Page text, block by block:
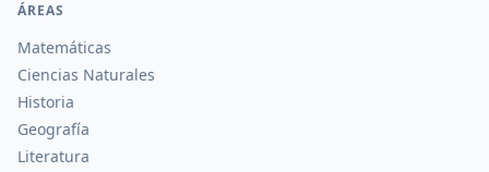
ÁREAS
Matemáticas
Ciencias Naturales
Historia
Geografía
Literatura